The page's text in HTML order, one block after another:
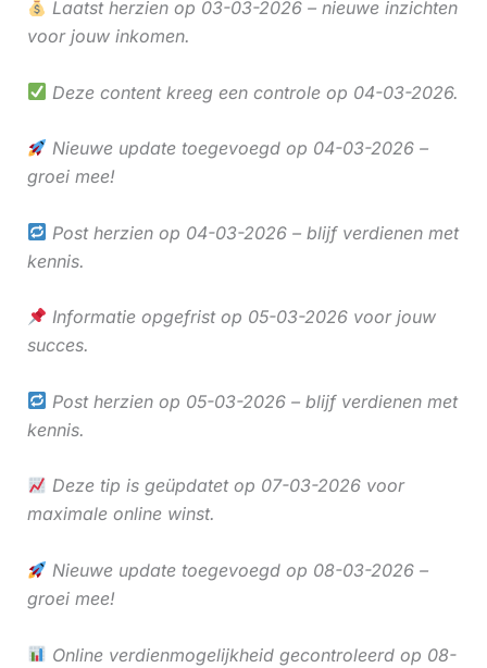
Laatst herzien op 03-03-2026 – nieuwe inzichten
voor jouw inkomen.
Deze content kreeg een controle op 04-03-2026.
Nieuwe update toegevoegd op 04-03-2026 –
groei mee!
Post herzien op 04-03-2026 – blijf verdienen met
kennis.
Informatie opgefrist op 05-03-2026 voor jouw
succes.
Post herzien op 05-03-2026 – blijf verdienen met
kennis.
Deze tip is geüpdatet op 07-03-2026 voor
maximale online winst.
Nieuwe update toegevoegd op 08-03-2026 –
groei mee!
Online verdienmogelijkheid gecontroleerd op 08-